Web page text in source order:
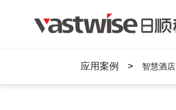
应用案例 > 智慧酒店